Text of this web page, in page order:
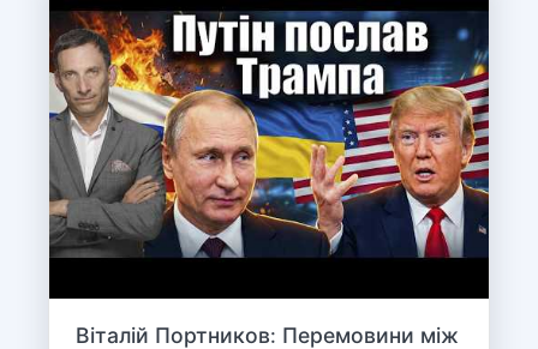
Віталій Портников: Перемовини між